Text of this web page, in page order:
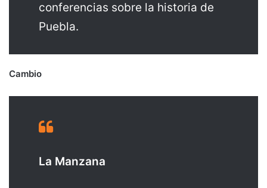
conferencias sobre la historia de
Puebla.
Cambio
La Manzana